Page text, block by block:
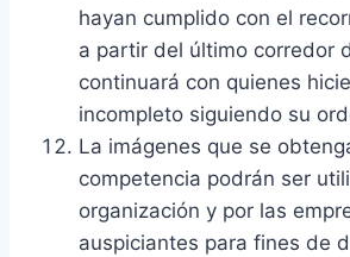
hayan cumplido con el
a partir del último corredor
continuará con quienes
incompleto siguiendo su
La imágenes que se
competencia podrán ser
organización y por las
auspiciantes para fines de